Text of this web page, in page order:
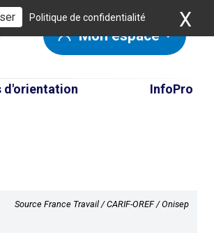
Politique de confidentialité X
Mon espace
d'orientation InfoPro
Source France Travail / CARIF-OREF / Onisep